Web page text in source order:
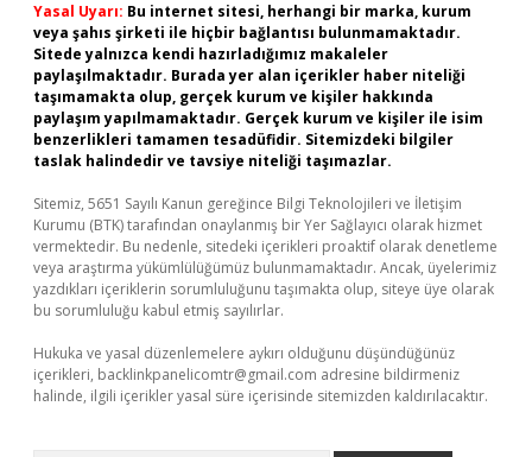
Yasal Uyarı: Bu internet sitesi, herhangi bir marka, kurum
veya şahıs şirketi ile hiçbir bağlantısı bulunmamaktadır.
Sitede yalnızca kendi hazırladığımız makaleler
paylaşılmaktadır. Burada yer alan içerikler haber niteliği
taşımamakta olup, gerçek kurum ve kişiler hakkında
paylaşım yapılmamaktadır. Gerçek kurum ve kişiler ile isim
benzerlikleri tamamen tesadüfidir. Sitemizdeki bilgiler
taslak halindedir ve tavsiye niteliği taşımazlar.
Sitemiz, 5651 Sayılı Kanun gereğince Bilgi Teknolojileri ve İletişim
Kurumu (BTK) tarafından onaylanmış bir Yer Sağlayıcı olarak hizmet
vermektedir. Bu nedenle, sitedeki içerikleri proaktif olarak denetleme
veya araştırma yükümlülüğümüz bulunmamaktadır. Ancak, üyelerimiz
yazdıkları içeriklerin sorumluluğunu taşımakta olup, siteye üye olarak
bu sorumluluğu kabul etmiş sayılırlar.
Hukuka ve yasal düzenlemelere aykırı olduğunu düşündüğünüz
içerikleri, backlinkpanelicomtr@gmail.com adresine bildirmeniz
halinde, ilgili içerikler yasal süre içerisinde sitemizden kaldırılacaktır.